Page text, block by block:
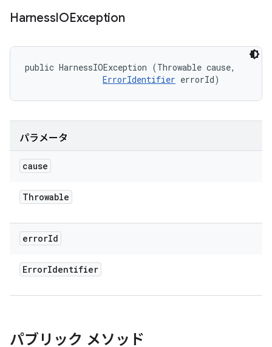
HarnessIOException
public HarnessIOException (Throwable cause,
ErrorIdentifier errorId)
パラメータ
cause
Throwable
errorId
ErrorIdentifier
パブリック メソッド